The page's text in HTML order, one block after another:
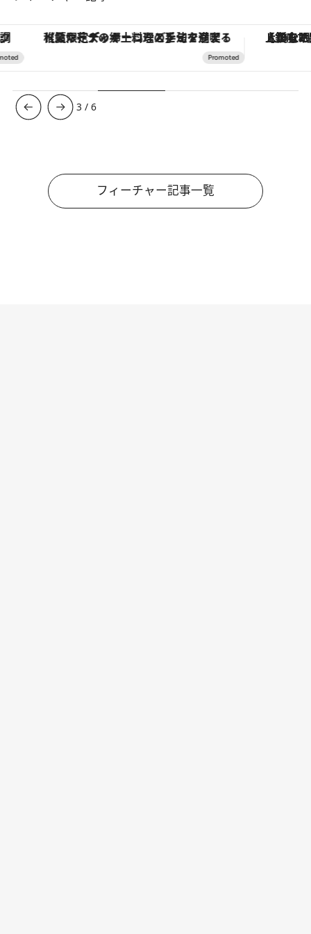
【夏限定ディナーコース】旬を迎える稚鮎や花ズッキーニなどをイタリア・トスカーナの郷土料理の手法で満喫！ 【銀座で出合う最旬美容】美髪ケアや
3 /6
フィーチャー記事一覧